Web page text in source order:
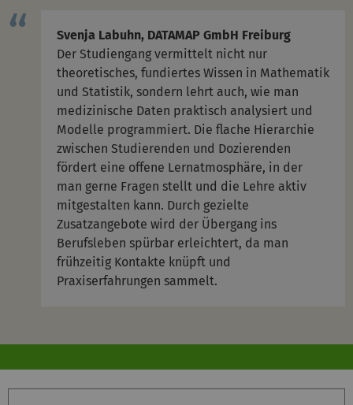
Svenja Labuhn, DATAMAP GmbH Freiburg
Der Studiengang vermittelt nicht nur
theoretisches, fundiertes Wissen in Mathematik
und Statistik, sondern lehrt auch, wie man
medizinische Daten praktisch analysiert und
Modelle programmiert. Die flache Hierarchie
zwischen Studierenden und Dozierenden
fördert eine offene Lernatmosphäre, in der
man gerne Fragen stellt und die Lehre aktiv
mitgestalten kann. Durch gezielte
Zusatzangebote wird der Übergang ins
Berufsleben spürbar erleichtert, da man
frühzeitig Kontakte knüpft und
Praxiserfahrungen sammelt.